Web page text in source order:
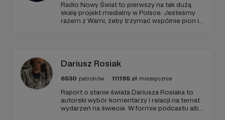
Radio Nowy Świat to pierwszy na tak dużą
skalę projekt medialny w Polsce. Jesteśmy
razem z Wami, żeby trzymać wspólnie pion i
Dariusz Rosiak
6530 patronów 111195 zł miesięcznie
Raport o stanie świata Dariusza Rosiaka to
autorski wybór komentarzy i relacji na temat
wydarzeń na świecie. W formie podcastu albo